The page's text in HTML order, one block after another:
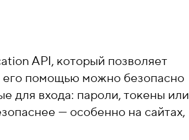
API, который позволяет
его помощью можно безопасно
для входа: пароли, токены или
— особенно на сайтах,